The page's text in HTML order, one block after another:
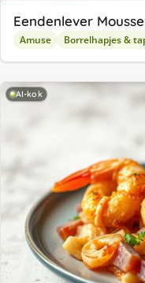
Eendenlever
Amuse Borrelhapjes &
AI-kok